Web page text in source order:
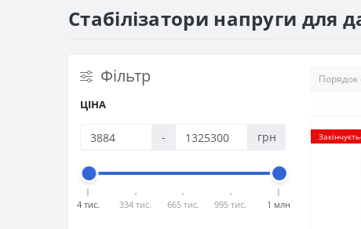
Стабілізатори напруги для
Фільтр
ЦІНА
- грн
4 тис. 334 тис. 665 тис. 995 тис. 1 млн